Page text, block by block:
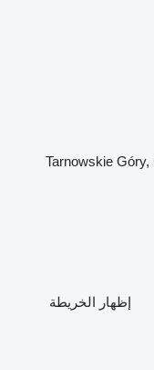
إظهار الخريطة